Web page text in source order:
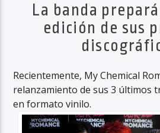
La banda
edición de sus
Recientemente, My Chemical
relanzamiento de sus 3 últimos
en formato vinilo.